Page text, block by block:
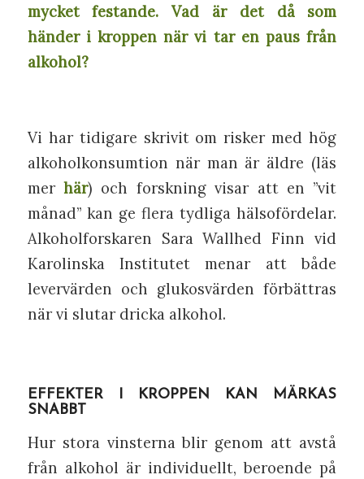
mycket festande. Vad är det då som
händer i kroppen när vi tar en paus från
alkohol?
Vi har tidigare skrivit om risker med hög
alkoholkonsumtion när man är äldre (läs
mer här) och forskning visar att en ”vit
månad” kan ge flera tydliga hälsofördelar.
Alkoholforskaren Sara Wallhed Finn vid
Karolinska Institutet menar att både
levervärden och glukosvärden förbättras
när vi slutar dricka alkohol.
EFFEKTER I KROPPEN KAN MÄRKAS
SNABBT
Hur stora vinsterna blir genom att avstå
från alkohol är individuellt, beroende på